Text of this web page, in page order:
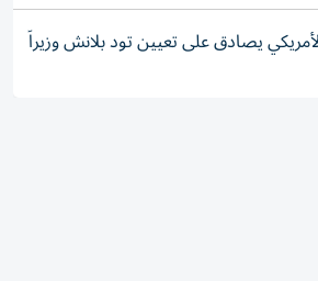
يصادق على تعيين تود بلانش وزيراً